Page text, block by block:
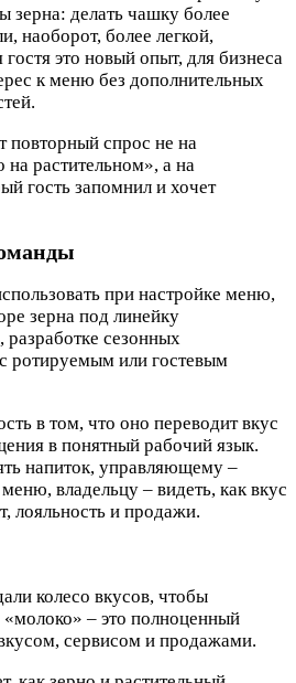
зерна: делать чашку более
наоборот, более легкой,
это новый опыт, для бизнеса
к меню без дополнительных
повторный спрос не на
на растительном», а на
гость запомнил и хочет
при настройке меню,
зерна под линейку
разработке сезонных
ротируемым или гостевым
в том, что оно переводит вкус
в понятный рабочий язык.
напиток, управляющему –
владельцу – видеть, как вкус
лояльность и продажи.
колесо вкусов, чтобы
«молоко» – это полноценный
сервисом и продажами.